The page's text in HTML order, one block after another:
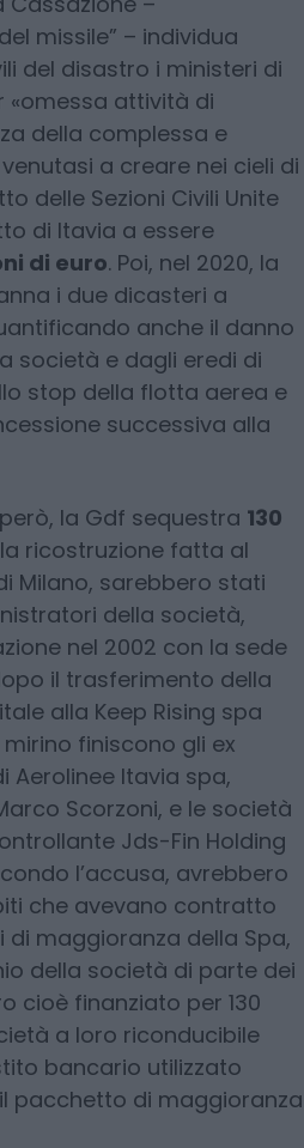
missile” – individua
del disastro i ministeri di
«omessa attività di
della complessa e
a creare nei cieli di
delle Sezioni Civili Unite
di Itavia a essere
di euro. Poi, nel 2020, la
i due dicasteri a
anche il danno
società e dagli eredi di
stop della flotta aerea e
successiva alla
la Gdf sequestra 130
ricostruzione fatta al
Milano, sarebbero stati
della società,
nel 2002 con la sede
il trasferimento della
alla Keep Rising spa
mirino finiscono gli ex
Aerolinee Itavia spa,
Scorzoni, e le società
Jds-Fin Holding
l’accusa, avrebbero
che avevano contratto
maggioranza della Spa,
della società di parte dei
cioè finanziato per 130
a loro riconducibile
bancario utilizzato
pacchetto di maggioranza